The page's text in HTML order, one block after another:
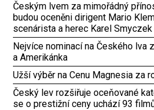
Českým lvem za mimořádný
budou oceněni dirigent Mario
scenárista a herec Karel Smyczek
Nejvíce nominací na Českého lva
a Amerikánka
Užší výběr na Cenu Magnesia za
Český lev rozšiřuje oceňované
se o prestižní ceny uchází 93